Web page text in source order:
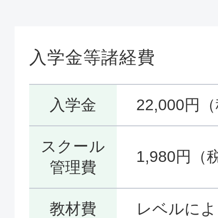
入学金等諸経費
入学金 22,000円
スクール
管理費
1,980円（
教材費 レベルに